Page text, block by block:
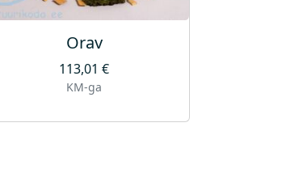
Orav
113,01€
KM-ga